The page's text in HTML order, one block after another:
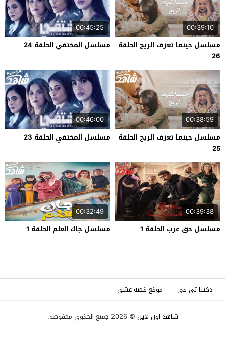
00:39:10
مسلسل حينما تعزف الريح الحلقة
26
00:45:25
مسلسل المختفي الحلقة 24
00:38:59
مسلسل حينما تعزف الريح الحلقة
25
00:46:00
مسلسل المختفي الحلقة 23
00:39:38
مسلسل حق عرب الحلقة 1
00:32:49
مسلسل جاك العلم الحلقة 1
دكتنا تي في موقع قصة عشق
شاهد اون لاين © 2026 جميع الحقوق محفوظة.